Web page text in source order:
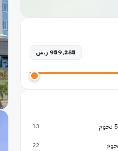
959,285 ر.س
5 نجوم 13
22